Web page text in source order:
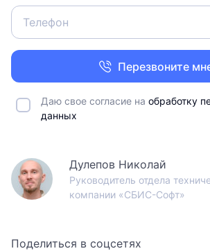
Перезвоните
Даю свое согласие на обработку
данных
Дулепов Николай
Руководитель отдела
компании «СБИС-Софт»
Поделиться в соцсетях